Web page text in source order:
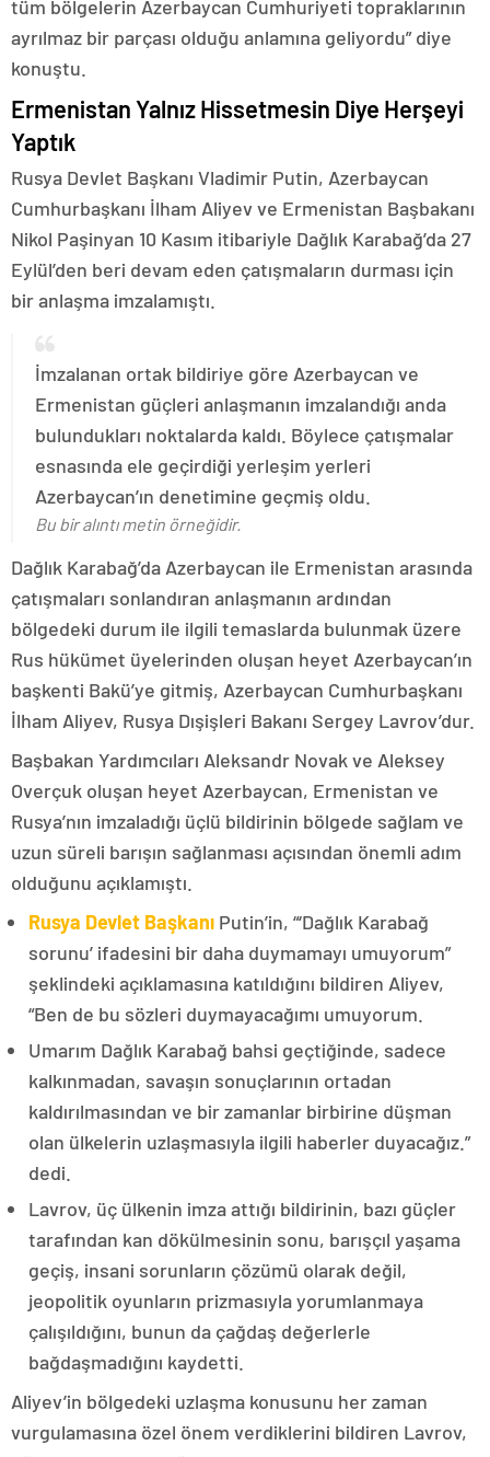
tüm bölgelerin Azerbaycan Cumhuriyeti topraklarının
ayrılmaz bir parçası olduğu anlamına geliyordu” diye
konuştu.
Ermenistan Yalnız Hissetmesin Diye Herşeyi
Yaptık
Rusya Devlet Başkanı Vladimir Putin, Azerbaycan
Cumhurbaşkanı İlham Aliyev ve Ermenistan Başbakanı
Nikol Paşinyan 10 Kasım itibariyle Dağlık Karabağ’da 27
Eylül’den beri devam eden çatışmaların durması için
bir anlaşma imzalamıştı.
İmzalanan ortak bildiriye göre Azerbaycan ve
Ermenistan güçleri anlaşmanın imzalandığı anda
bulundukları noktalarda kaldı. Böylece çatışmalar
esnasında ele geçirdiği yerleşim yerleri
Azerbaycan’ın denetimine geçmiş oldu.
Bu bir alıntı metin örneğidir.
Dağlık Karabağ’da Azerbaycan ile Ermenistan arasında
çatışmaları sonlandıran anlaşmanın ardından
bölgedeki durum ile ilgili temaslarda bulunmak üzere
Rus hükümet üyelerinden oluşan heyet Azerbaycan’ın
başkenti Bakü’ye gitmiş, Azerbaycan Cumhurbaşkanı
İlham Aliyev, Rusya Dışişleri Bakanı Sergey Lavrov’dur.
Başbakan Yardımcıları Aleksandr Novak ve Aleksey
Overçuk oluşan heyet Azerbaycan, Ermenistan ve
Rusya’nın imzaladığı üçlü bildirinin bölgede sağlam ve
uzun süreli barışın sağlanması açısından önemli adım
olduğunu açıklamıştı.
Rusya Devlet Başkanı Putin’in, “‘Dağlık Karabağ
sorunu’ ifadesini bir daha duymamayı umuyorum”
şeklindeki açıklamasına katıldığını bildiren Aliyev,
“Ben de bu sözleri duymayacağımı umuyorum.
Umarım Dağlık Karabağ bahsi geçtiğinde, sadece
kalkınmadan, savaşın sonuçlarının ortadan
kaldırılmasından ve bir zamanlar birbirine düşman
olan ülkelerin uzlaşmasıyla ilgili haberler duyacağız.”
dedi.
Lavrov, üç ülkenin imza attığı bildirinin, bazı güçler
tarafından kan dökülmesinin sonu, barışçıl yaşama
geçiş, insani sorunların çözümü olarak değil,
jeopolitik oyunların prizmasıyla yorumlanmaya
çalışıldığını, bunun da çağdaş değerlerle
bağdaşmadığını kaydetti.
Aliyev’in bölgedeki uzlaşma konusunu her zaman
vurgulamasına özel önem verdiklerini bildiren Lavrov,